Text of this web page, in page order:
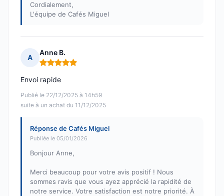
Cordialement,
L'équipe de Cafés Miguel
A
Anne B.
Note : 5 sur 5
Publié le 22/12/2025 à 14h59
suite à un achat du 11/12/2025
Envoi rapide
Réponse de Cafés Miguel
Publiée le 05/01/2026
Bonjour Anne,
Merci beaucoup pour votre avis positif ! Nous
sommes ravis que vous ayez apprécié la rapidité de
notre service. Votre satisfaction est notre priorité. À